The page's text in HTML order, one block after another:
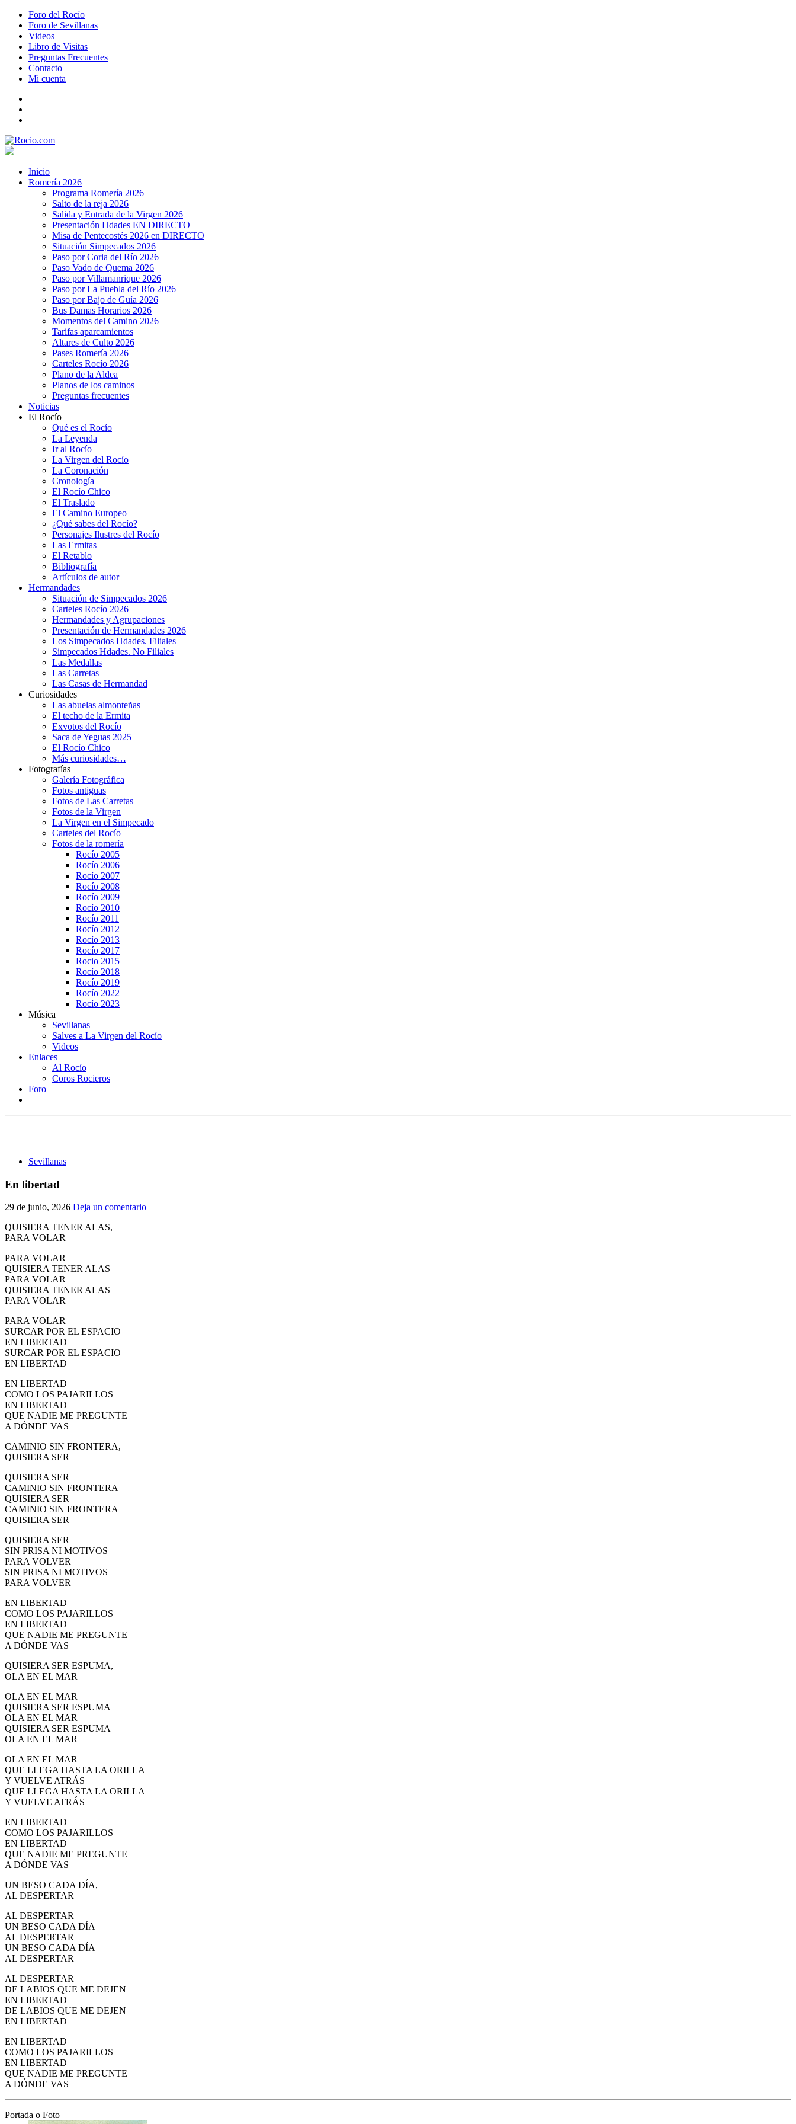
Foro del Rocío
Foro de Sevillanas
Videos
Libro de Visitas
Preguntas Frecuentes
Contacto
Mi cuenta
Inicio
Romería 2026
Programa Romería 2026
Salto de la reja 2026
Salida y Entrada de la Virgen 2026
Presentación Hdades EN DIRECTO
Misa de Pentecostés 2026 en DIRECTO
Situación Simpecados 2026
Paso por Coria del Río 2026
Paso Vado de Quema 2026
Paso por Villamanrique 2026
Paso por La Puebla del Río 2026
Paso por Bajo de Guía 2026
Bus Damas Horarios 2026
Momentos del Camino 2026
Tarifas aparcamientos
Altares de Culto 2026
Pases Romería 2026
Carteles Rocío 2026
Plano de la Aldea
Planos de los caminos
Preguntas frecuentes
Noticias
El Rocío
Qué es el Rocío
La Leyenda
Ir al Rocío
La Virgen del Rocío
La Coronación
Cronología
El Rocío Chico
El Traslado
El Camino Europeo
¿Qué sabes del Rocío?
Personajes Ilustres del Rocío
Las Ermitas
El Retablo
Bibliografía
Artículos de autor
Hermandades
Situación de Simpecados 2026
Carteles Rocío 2026
Hermandades y Agrupaciones
Presentación de Hermandades 2026
Los Simpecados Hdades. Filiales
Simpecados Hdades. No Filiales
Las Medallas
Las Carretas
Las Casas de Hermandad
Curiosidades
Las abuelas almonteñas
El techo de la Ermita
Exvotos del Rocío
Saca de Yeguas 2025
El Rocío Chico
Más curiosidades…
Fotografías
Galería Fotográfica
Fotos antiguas
Fotos de Las Carretas
Fotos de la Virgen
La Virgen en el Simpecado
Carteles del Rocío
Fotos de la romería
Rocío 2005
Rocío 2006
Rocío 2007
Rocío 2008
Rocío 2009
Rocío 2010
Rocío 2011
Rocío 2012
Rocío 2013
Rocío 2017
Rocio 2015
Rocío 2018
Rocío 2019
Rocío 2022
Rocío 2023
Música
Sevillanas
Salves a La Virgen del Rocío
Videos
Enlaces
Al Rocío
Coros Rocieros
Foro
Sevillanas
En libertad
29 de junio, 2026 Deja un comentario
QUISIERA TENER ALAS,
PARA VOLAR
PARA VOLAR
QUISIERA TENER ALAS
PARA VOLAR
QUISIERA TENER ALAS
PARA VOLAR
PARA VOLAR
SURCAR POR EL ESPACIO
EN LIBERTAD
SURCAR POR EL ESPACIO
EN LIBERTAD
EN LIBERTAD
COMO LOS PAJARILLOS
EN LIBERTAD
QUE NADIE ME PREGUNTE
A DÓNDE VAS
CAMINIO SIN FRONTERA,
QUISIERA SER
QUISIERA SER
CAMINIO SIN FRONTERA
QUISIERA SER
CAMINIO SIN FRONTERA
QUISIERA SER
QUISIERA SER
SIN PRISA NI MOTIVOS
PARA VOLVER
SIN PRISA NI MOTIVOS
PARA VOLVER
EN LIBERTAD
COMO LOS PAJARILLOS
EN LIBERTAD
QUE NADIE ME PREGUNTE
A DÓNDE VAS
QUISIERA SER ESPUMA,
OLA EN EL MAR
OLA EN EL MAR
QUISIERA SER ESPUMA
OLA EN EL MAR
QUISIERA SER ESPUMA
OLA EN EL MAR
OLA EN EL MAR
QUE LLEGA HASTA LA ORILLA
Y VUELVE ATRÁS
QUE LLEGA HASTA LA ORILLA
Y VUELVE ATRÁS
EN LIBERTAD
COMO LOS PAJARILLOS
EN LIBERTAD
QUE NADIE ME PREGUNTE
A DÓNDE VAS
UN BESO CADA DÍA,
AL DESPERTAR
AL DESPERTAR
UN BESO CADA DÍA
AL DESPERTAR
UN BESO CADA DÍA
AL DESPERTAR
AL DESPERTAR
DE LABIOS QUE ME DEJEN
EN LIBERTAD
DE LABIOS QUE ME DEJEN
EN LIBERTAD
EN LIBERTAD
COMO LOS PAJARILLOS
EN LIBERTAD
QUE NADIE ME PREGUNTE
A DÓNDE VAS
Portada o Foto